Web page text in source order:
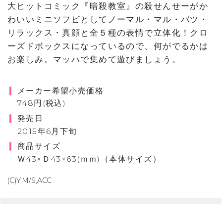
大ヒットコミック『暗殺教室』の殺せんせーがか
わいいミニソフビとしてノーマル・マル・バツ・
リラックス・真顔と全５種の表情で立体化！クロ
ーズドボックスになっているので、何がでるかは
お楽しみ。マッハで集めて遊びましょう。
メーカー希望小売価格
748円(税込)
発売日
2015年6月下旬
商品サイズ
Ｗ43×Ｄ43×63(ｍｍ)（本体サイズ）
(C)Y.M/S,ACC